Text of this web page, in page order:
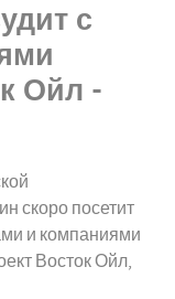
с
Ойл -
скоро посетит
и компаниями
Восток Ойл,